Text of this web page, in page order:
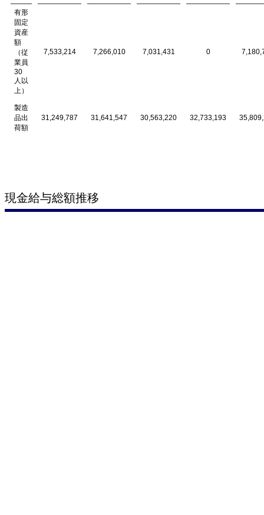
有形
固定
資産
額
（従
業員
30
人以
上）
7,533,214 7,266,010 7,031,431 0
製造
品出
荷額
31,249,787 31,641,547 30,563,220 32,733,193
現金給与総額推移